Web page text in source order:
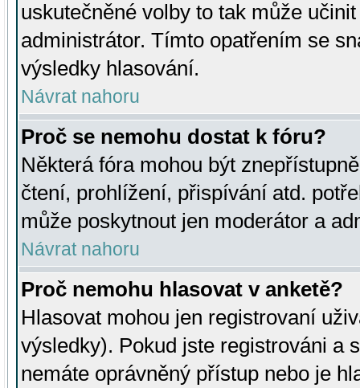
uskutečněné volby to tak může
administrátor. Tímto opatřením se
výsledky hlasování.
Návrat nahoru
Proč se nemohu dostat k fóru?
Některá fóra mohou být
čtení, prohlížení, přispívání atd.
může poskytnout jen moderátor a
Návrat nahoru
Proč nemohu hlasovat v anketě?
Hlasovat mohou jen registrovaní
výsledky). Pokud jste registrováni a
nemáte oprávněný přístup nebo je